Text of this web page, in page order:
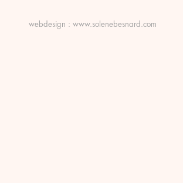
webdesign :www.solenebesnard.com